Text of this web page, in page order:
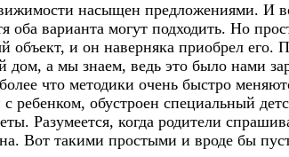
насыщен предложениями. И
варианта могут подходить. Но
и он наверняка приобрел его.
дом, а мы знаем, ведь это было нами
что методики очень быстро
обустроен специальный
Разумеется, когда родители
Вот такими простыми и вроде бы